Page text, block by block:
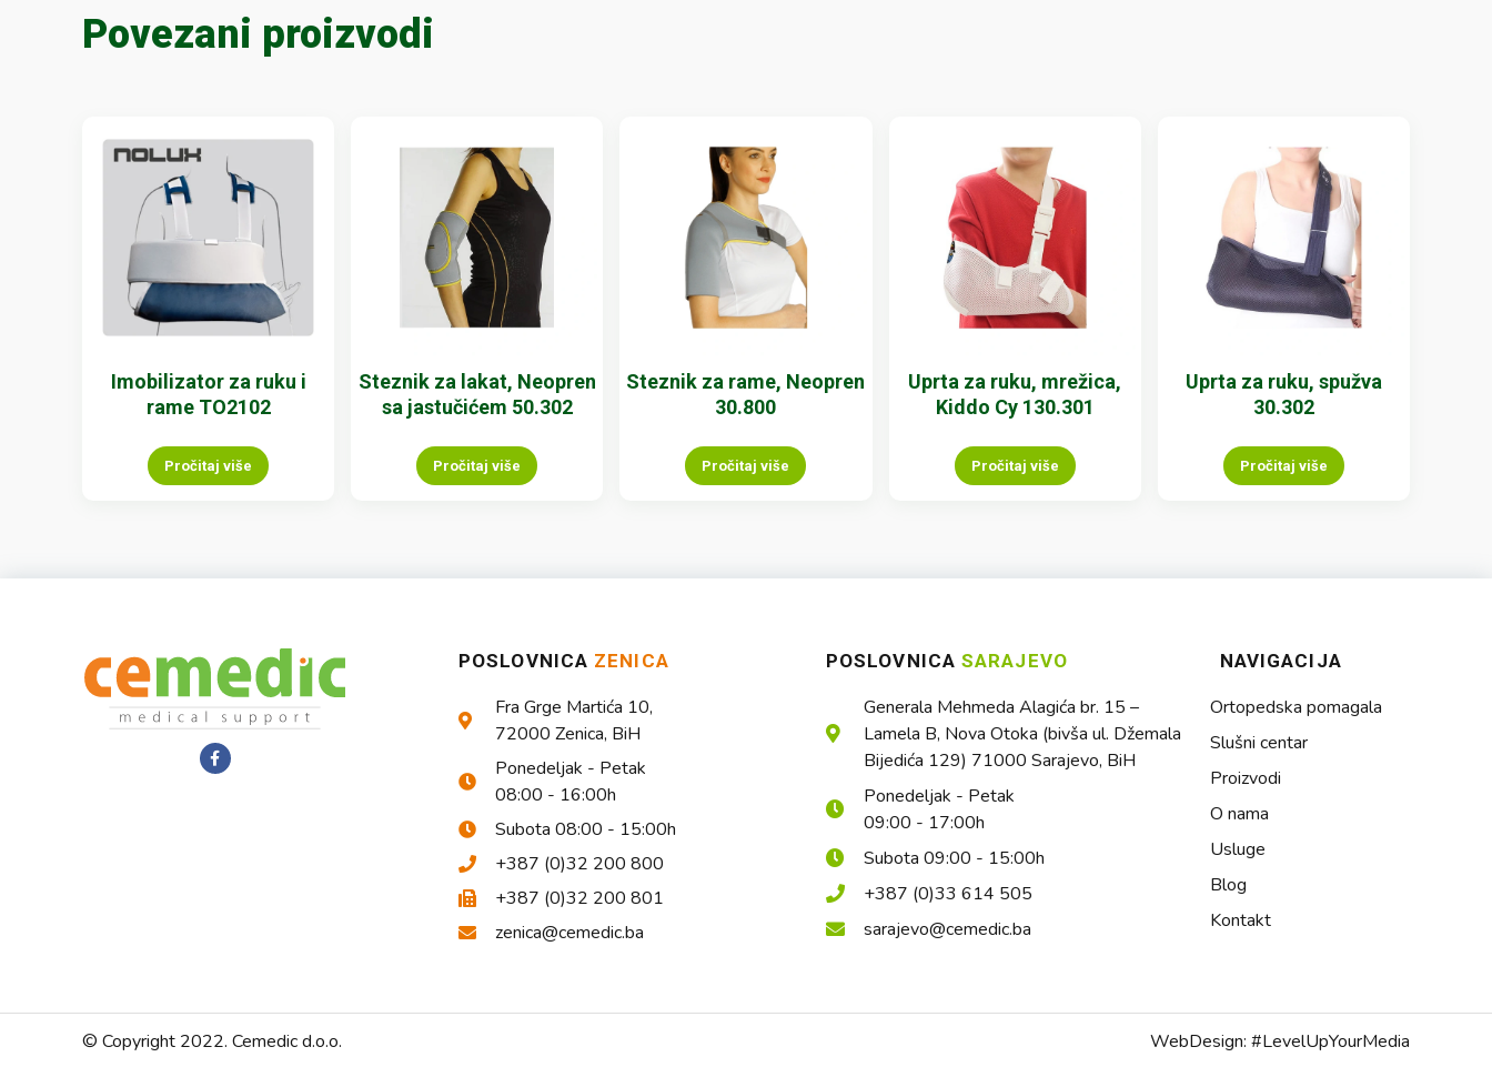
Povezani proizvodi
Imobilizator za ruku i
rame TO2102
Pročitaj više
Steznik za lakat, Neopren
sa jastučićem 50.302
Pročitaj više
Steznik za rame, Neopren
30.800
Pročitaj više
Uprta za ruku, mrežica,
Kiddo Cy 130.301
Pročitaj više
Uprta za ruku, spužva
30.302
Pročitaj više
POSLOVNICA ZENICA
Fra Grge Martića 10,
72000 Zenica, BiH
Ponedeljak - Petak
08:00 - 16:00h
Subota 08:00 - 15:00h
+387 (0)32 200 800
+387 (0)32 200 801
zenica@cemedic.ba
POSLOVNICASARAJEVO
Generala Mehmeda Alagića br. 15 –
Lamela B, Nova Otoka (bivša ul. Džemala
Bijedića 129) 71000 Sarajevo, BiH
Ponedeljak - Petak
09:00 - 17:00h
Subota 09:00 - 15:00h
+387 (0)33 614 505
sarajevo@cemedic.ba
NAVIGACIJA
Ortopedska pomagala
Slušni centar
Proizvodi
O nama
Usluge
Blog
Kontakt
© Copyright 2022. Cemedic d.o.o. WebDesign: #LevelUpYourMedia